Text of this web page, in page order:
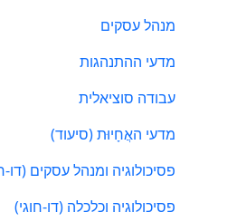
מנהל עסקים
מדעי ההתנהגות
עבודה סוציאלית
מדעי האֲחָיוּת (סיעוד)
פסיכולוגיה ומנהל עסקים (דו-
פסיכולוגיה וכלכלה (דו-חוגי)